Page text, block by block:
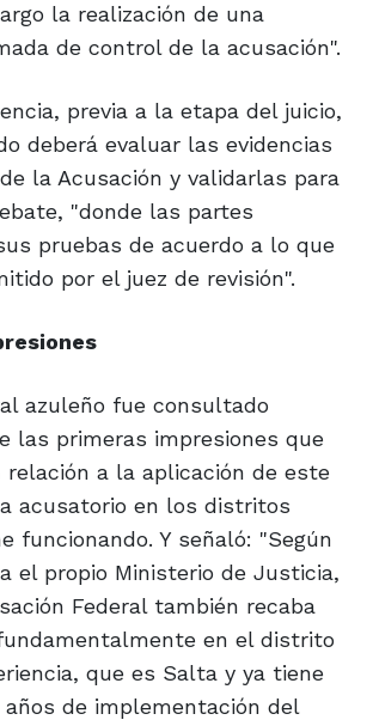
la realización de una
de control de la acusación".
previa a la etapa del juicio,
deberá evaluar las evidencias
la Acusación y validarlas para
"donde las partes
pruebas de acuerdo a lo que
por el juez de revisión".
azuleño fue consultado
las primeras impresiones que
relación a la aplicación de este
acusatorio en los distritos
funcionando. Y señaló: "Según
el propio Ministerio de Justicia,
Federal también recaba
en el distrito
que es Salta y ya tiene
de implementación del